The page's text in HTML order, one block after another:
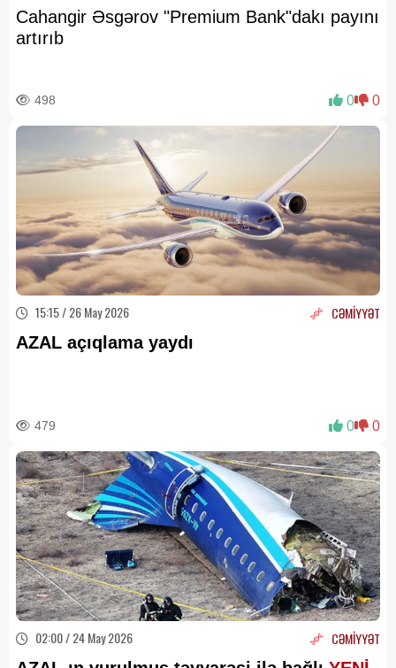
Cahangir Əsgərov "Premium Bank"dakı payını
artırıb
498 0 0
15:15 / 26 May 2026 CƏMİYYƏT
AZAL açıqlama yaydı
479 0 0
02:00 / 24 May 2026 CƏMİYYƏT